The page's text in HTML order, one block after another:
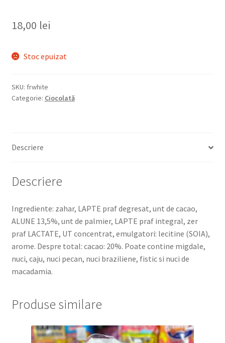
18,00 lei
Stoc epuizat
SKU: frwhite
Categorie: Ciocolată
Descriere
Descriere
Ingrediente: zahar, LAPTE praf degresat, unt de cacao,
ALUNE 13,5%, unt de palmier, LAPTE praf integral, zer
praf LACTATE, UT concentrat, emulgatori: lecitine (SOIA),
arome. Despre total: cacao: 20%. Poate contine migdale,
nuci, caju, nuci pecan, nuci braziliene, fistic si nuci de
macadamia.
Produse similare